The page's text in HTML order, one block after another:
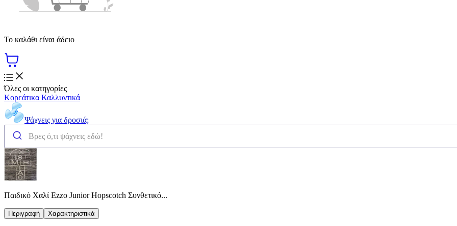
Το καλάθι είναι άδειο
Όλες οι κατηγορίες
Κορεάτικα Καλλυντικά
Ψάχνεις για δροσιά;
Παιδικό Χαλί Ezzo Junior Hopscotch Συνθετικό...
Περιγραφή Χαρακτηριστικά